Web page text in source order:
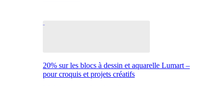
20% sur les blocs à dessin et aquarelle Lumart –
pour croquis et projets créatifs